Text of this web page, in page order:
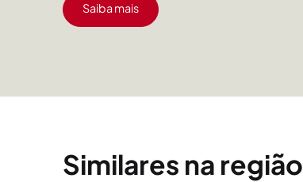
Saiba mais
Similares na região